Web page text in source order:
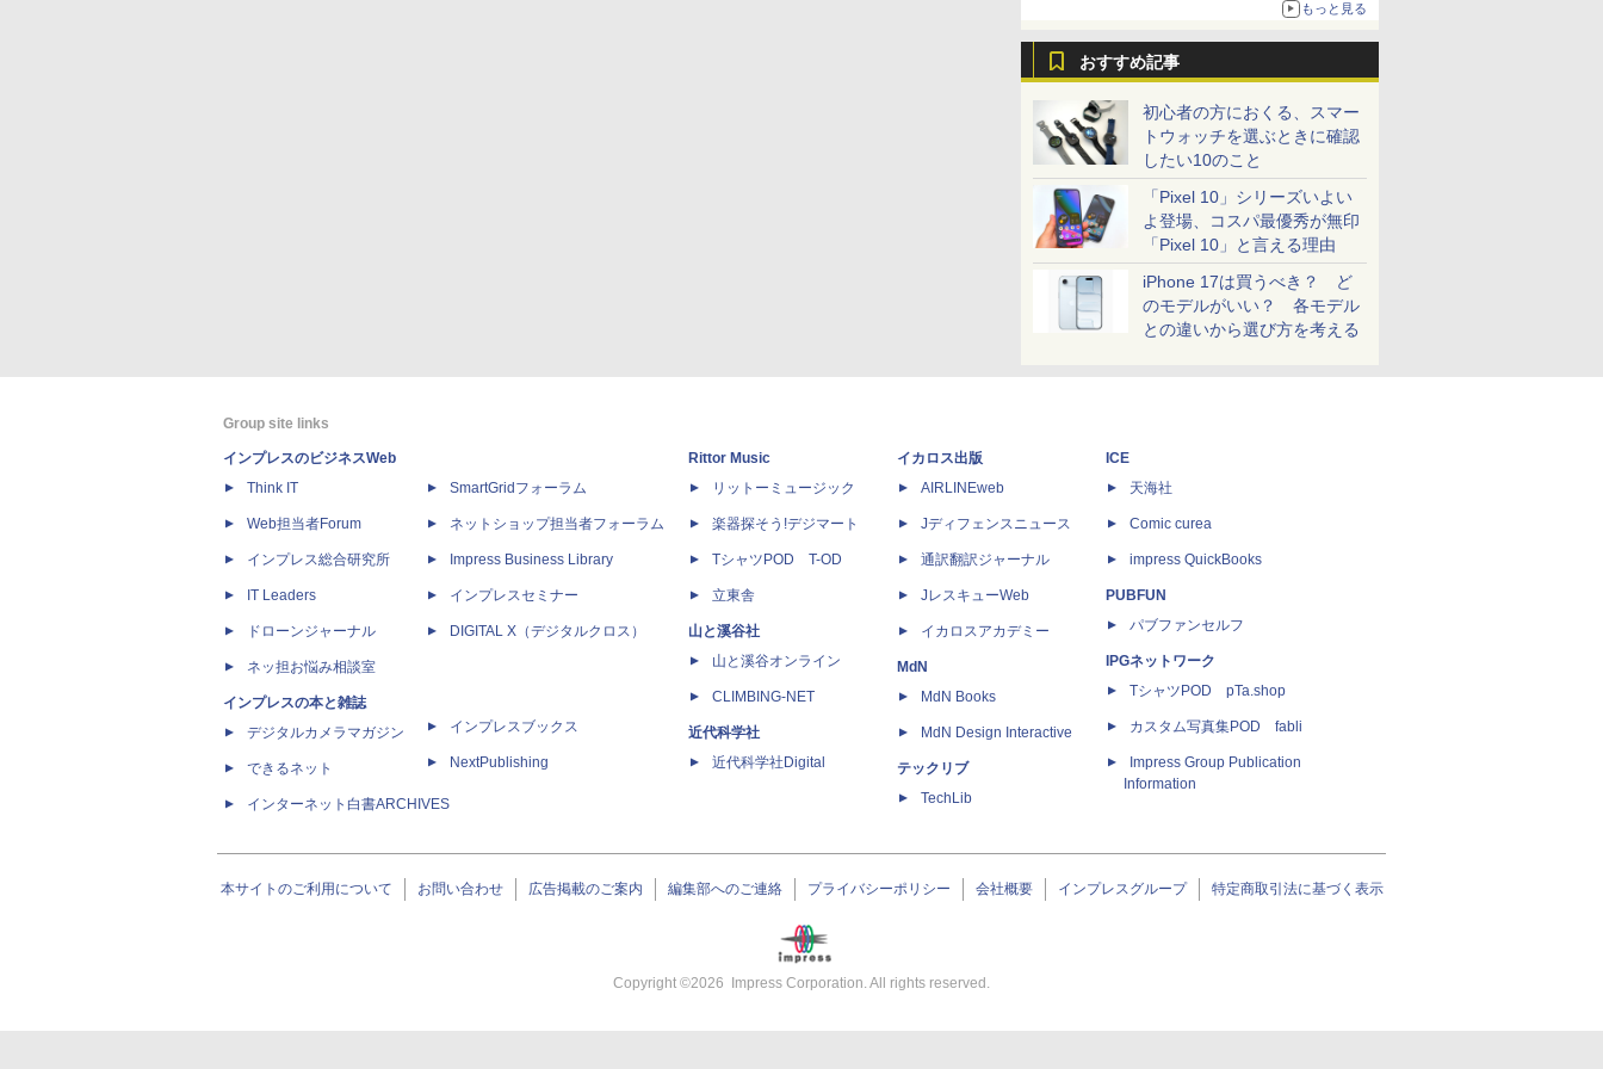
もっと見る
おすすめ記事
初心者の方におくる、スマー
トウォッチを選ぶときに確認
したい10のこと
「Pixel 10」シリーズいよい
よ登場、コスパ最優秀が無印
「Pixel 10」と言える理由
iPhone 17は買うべき？ ど
のモデルがいい？ 各モデル
との違いから選び方を考える
Group site links
インプレスのビジネスWeb
Think IT
Web担当者Forum
インプレス総合研究所
IT Leaders
ドローンジャーナル
ネッ担お悩み相談室
インプレスの本と雑誌
デジタルカメラマガジン
できるネット
インターネット白書ARCHIVES
SmartGridフォーラム
ネットショップ担当者フォーラム
Impress Business Library
インプレスセミナー
DIGITAL X（デジタルクロス）
インプレスブックス
NextPublishing
Rittor Music
リットーミュージック
楽器探そう!デジマート
TシャツPOD T-OD
立東舎
山と溪谷社
山と溪谷オンライン
CLIMBING-NET
近代科学社
近代科学社Digital
イカロス出版
AIRLINEweb
Jディフェンスニュース
通訳翻訳ジャーナル
JレスキューWeb
イカロスアカデミー
MdN
MdN Books
MdN Design Interactive
テックリブ
TechLib
ICE
天海社
Comic curea
impress QuickBooks
PUBFUN
パブファンセルフ
IPGネットワーク
TシャツPOD pTa.shop
カスタム写真集POD fabli
Impress Group Publication
Information
本サイトのご利用について お問い合わせ 広告掲載のご案内 編集部へのご連絡 プライバシーポリシー 会社概要 インプレスグループ 特定商取引法に基づく表示
Copyright ©2026 Impress Corporation. All rights reserved.